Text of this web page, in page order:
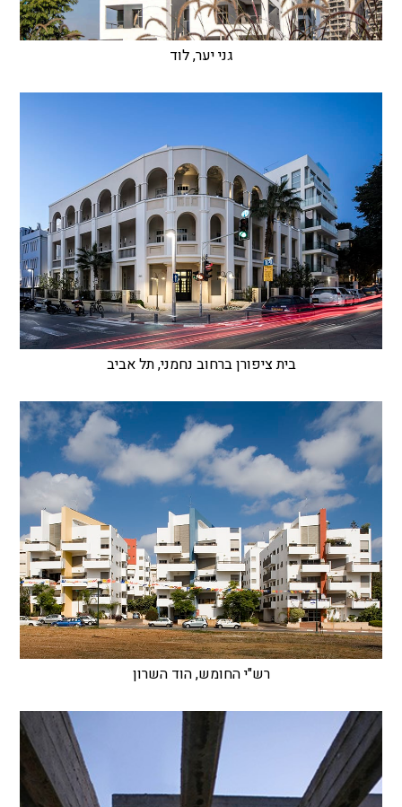
גני יער, לוד
בית ציפורן ברחוב נחמני, תל אביב
רש"י החומש, הוד השרון